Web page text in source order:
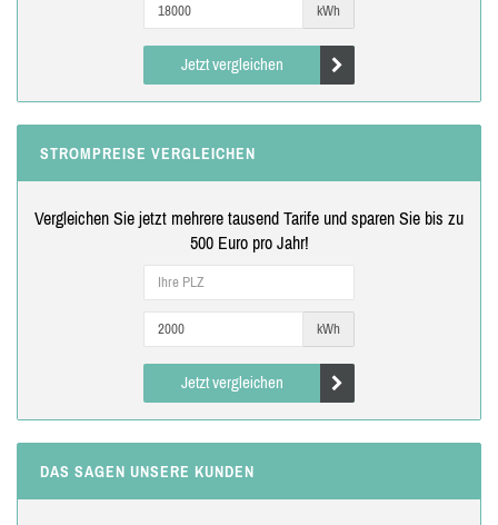
kWh
Jetzt vergleichen
STROMPREISE VERGLEICHEN
Vergleichen Sie jetzt mehrere tausend Tarife und sparen Sie bis zu
500 Euro pro Jahr!
kWh
Jetzt vergleichen
DAS SAGEN UNSERE KUNDEN